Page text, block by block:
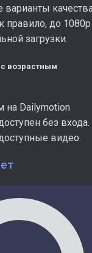
варианты
правило, до 1080p
загрузки.
возрастным
на Dailymotion
без входа.
видео.